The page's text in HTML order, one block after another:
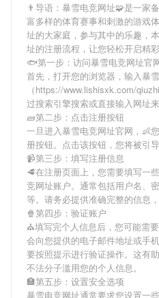
👨导语： 暴雪电竞网址🧩是一家
富多样的体育赛事和刺激的游戏
址的大家庭，参与其中的乐趣，
址的注册流程，让您轻松开启精彩
🐟第一步：访问暴雪电竞网址官
首先，打开您的浏览器，输入暴
（https://www.lishisxk.com/
过搜索引擎搜索或直接输入网址来
🧱第二步：点击注册按钮
一旦进入暴雪电竞网址官网，👶
册按钮。点击该按钮，您将被引导
📹第三步：填写注册信息
🥩在注册页面上，您需要填写一
竞网址账户。通常包括用户名、
等。请务必提供准确完整的信息
🍿第四步：验证账户
⛪️填写完个人信息后，您可能需要
会向您提供的电子邮件地址或手
要按照提示进行验证操作。这有
不法分子滥用您的个人信息。
🏣第五步：设置安全选项
暴雪电竞网址通常要求您设置一